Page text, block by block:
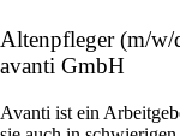
Altenpfleger (m/w/
avanti GmbH
Avanti ist ein